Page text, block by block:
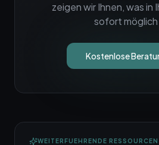
zeigen wir Ihnen, was in
sofort möglich
Kostenlose
WEITERFUEHRENDE RESSOURCEN